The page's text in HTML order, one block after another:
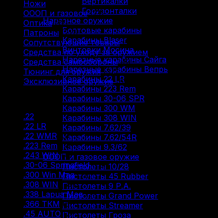
Горизонталки
Нарезное оружие
Болтовые карабины
Карабины Blaser
Винтовки Мосина
Нарезные карабины Сайга
Нарезные карабины Вепрь
Карабины 22 LR
Карабины 223 Rem
Карабины 30-06 SPR
Карабины 300 WM
Карабины 308 WIN
Карабины 7.62/39
Карабины 7.62/54R
Карабины 9.3/62
ОООП и газовое оружие
Пистолеты 10/28
Пистолеты 45 Rubber
Пистолеты 9 Р.А.
Пистолеты Grand Power
Пистолеты Streamer
Пистолеты Гроза
Ножи
ОООП и газовое (71)
Оптика (12)
Патроны (211)
Сопутствующие товары (13)
Средства по уходу за оружием
Средства самообороны (6)
Тюнинг для оружия (37)
Эксклюзивное оружие (6)
.22
.22 LR
(29)
.22 WMR
(3)
.223 Rem (18)
.243 WIN (4)
.30-06 Springfield (18)
.300 Win Mag (12)
.308 WIN (30)
.338 Lapua Mag (2)
.366 ТКМ (5)
.45 AUTO (2)